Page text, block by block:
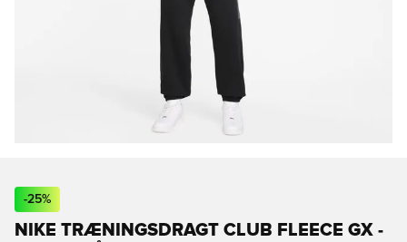
-25%
NIKE TRÆNINGSDRAGT CLUB FLEECE GX -